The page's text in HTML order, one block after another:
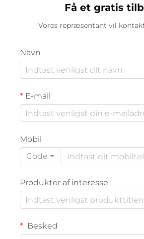
Få et gratis
Vores repræsentant vil
Navn
E-mail
Mobil
Code
Produkter af interesse
Besked